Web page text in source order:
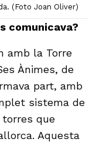
(Foto Joan Oliver)
comunicava?
amb la Torre
Ànimes, de
part, amb
sistema de
torres que
Aquesta